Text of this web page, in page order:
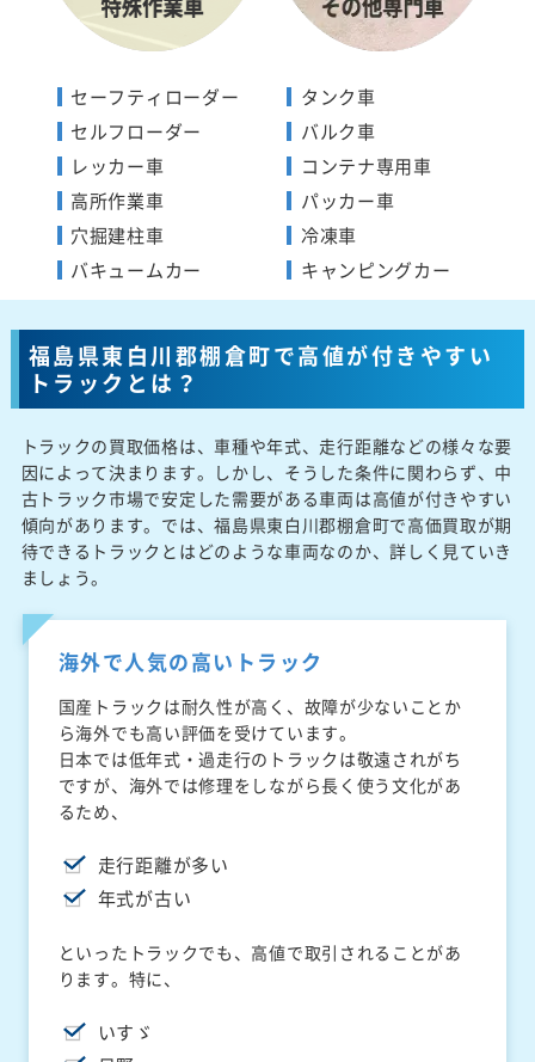
セーフティローダー
セルフローダー
レッカー車
高所作業車
穴掘建柱車
バキュームカー
タンク車
バルク車
コンテナ専用車
パッカー車
冷凍車
キャンピングカー
福島県東白川郡棚倉町で高値が付きやすい
トラックとは？
トラックの買取価格は、車種や年式、走行距離などの様々な要
因によって決まります。しかし、そうした条件に関わらず、中
古トラック市場で安定した需要がある車両は高値が付きやすい
傾向があります。では、福島県東白川郡棚倉町で高価買取が期
待できるトラックとはどのような車両なのか、詳しく見ていき
ましょう。
海外で人気の高いトラック
国産トラックは耐久性が高く、故障が少ないことか
ら海外でも高い評価を受けています。
日本では低年式・過走行のトラックは敬遠されがち
ですが、海外では修理をしながら長く使う文化があ
るため、
走行距離が多い
年式が古い
といったトラックでも、高値で取引されることがあ
ります。特に、
いすゞ